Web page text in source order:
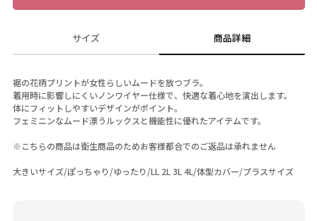
サイズ 商品詳細
裾の花柄プリントが女性らしいムードを放つブラ。
着用時に影響しにくいノンワイヤー仕様で、快適な着心地を演出します。
体にフィットしやすいデザインがポイント。
フェミニンなムード漂うルックスと機能性に優れたアイテムです。
※こちらの商品は衛生商品のためお客様都合でのご返品は承れません
大きいサイズ/ぽっちゃり/ゆったり/LL 2L 3L 4L/体型カバー/プラスサイズ